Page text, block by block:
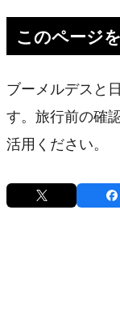
このページ
ブーメルデスと
す。旅行前の確
活用ください。